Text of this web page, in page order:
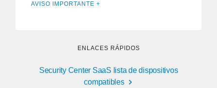
AVISO IMPORTANTE +
ENLACES RÁPIDOS
Security Center SaaS lista de dispositivos
compatibles